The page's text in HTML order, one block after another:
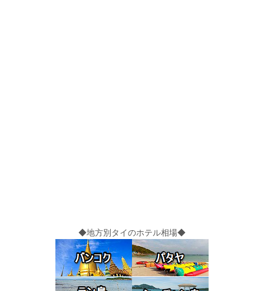
◆地方別タイのホテル相場◆